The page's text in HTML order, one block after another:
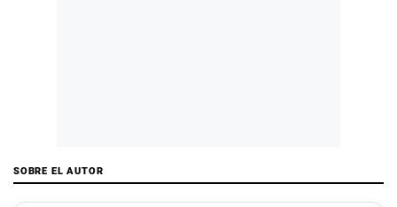
SOBRE EL AUTOR